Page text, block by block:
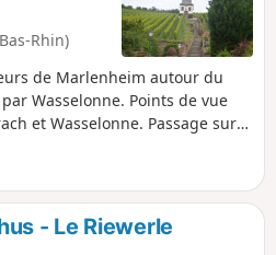
Rhin)
de Marlenheim autour du
Wasselonne. Points de vue
et Wasselonne. Passage sur
- Le Riewerle